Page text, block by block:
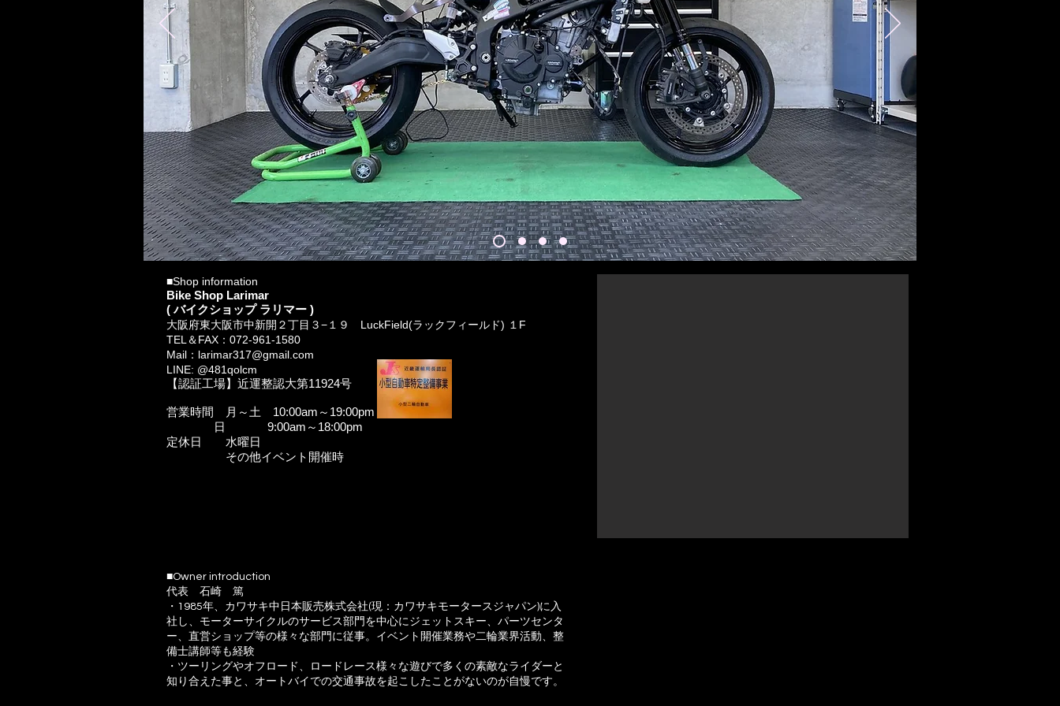
■Shop information
Bike Shop Larimar
( バイクショップ ラリマー )
大阪府東大阪市中新開２丁目３−１９ LuckField(ラックフィールド) １F
TEL＆FAX：072-961-1580
Mail： larimar317@gmail.com
LINE: @481qolcm
【認証工場】近運整認大第11924号
営業時間 月～土 10:00am～19:00pm
日 9:00am～18:00pm
定休日 水曜日
​ その他イベント開催時
■Owner introduction
代表 石崎 篤
・1985年、カワサキ中日本販売株式会社(現：カワサキモータースジャパン)に入
社し、モーターサイクルのサービス部門を中心にジェットスキー、パーツセンタ
ー、直営ショップ等の様々な部門に従事。イベント開催業務や二輪業界活動、整
備士講師等も経験
・ツーリングやオフロード、ロードレース様々な遊びで多くの素敵なライダーと
知り合えた事と、オートバイでの交通事故を起こしたことがないのが自慢です。